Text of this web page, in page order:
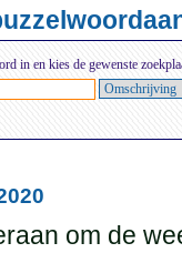
in en kies de gewenste
om de